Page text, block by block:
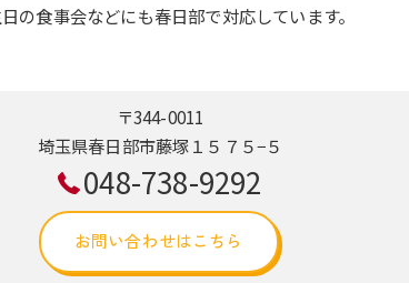
の食事会などにも春日部で対応しています。
〒344-0011
埼玉県春日部市藤塚１５７５−５
048-738-9292
お問い合わせはこちら